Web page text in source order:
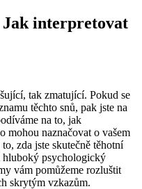
interpretovat
tak zmatující. Pokud se
těchto snů, pak jste na
na to, jak
mohou naznačovat o vašem
zda jste skutečně těhotní
hluboký psychologický
vám pomůžeme rozluštit
skrytým vzkazům.